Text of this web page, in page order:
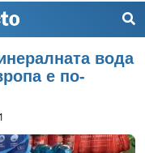
вода
е по-
1